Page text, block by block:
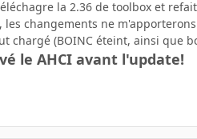
la 2.36 de toolbox et
les changements ne
chargé (BOINC éteint, ainsi que
le AHCI avant l'update!